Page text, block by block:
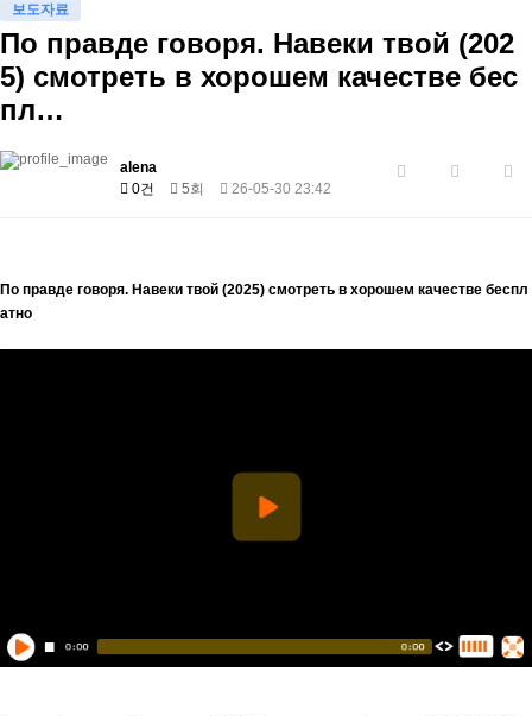
보도자료
По правде говоря. Навеки твой (202
5) смотреть в хорошем качестве бес
пл…
alena
0건
5회 26-05-30 23:42
По правде говоря. Навеки твой (2025) смотреть в хорошем качестве беспл
атно